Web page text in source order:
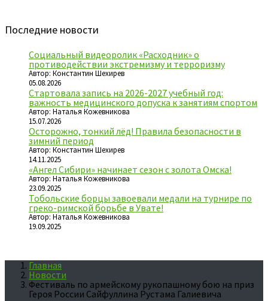
Последние новости
Социальный видеоролик «Расходник» о
противодействии экстремизму и терроризму
Автор: Константин Шехирев
05.08.2026
Стартовала запись на 2026-2027 учебный год:
важность медицинского допуска к занятиям спортом
Автор: Наталья Кожевникова
15.07.2026
Осторожно, тонкий лёд! Правила безопасности в
зимний период
Автор: Константин Шехирев
14.11.2025
«Ангел Сибири» начинает сезон с золота Омска!
Автор: Наталья Кожевникова
23.09.2025
Тобольские борцы завоевали медали на турнире по
греко-римской борьбе в Увате!
Автор: Наталья Кожевникова
19.09.2025
Главная
Новости
Фестиваль по армейскому рукопашному бою на приз
Героя России Сайфуллина Рустама Галиевича